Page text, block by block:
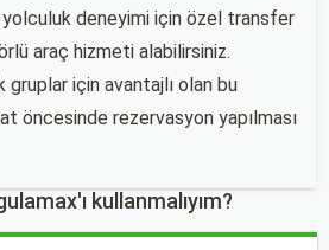
deneyimi için özel transfer
araç hizmeti alabilirsiniz.
gruplar için avantajlı olan bu
öncesinde rezervasyon yapılması
kullanmalıyım?